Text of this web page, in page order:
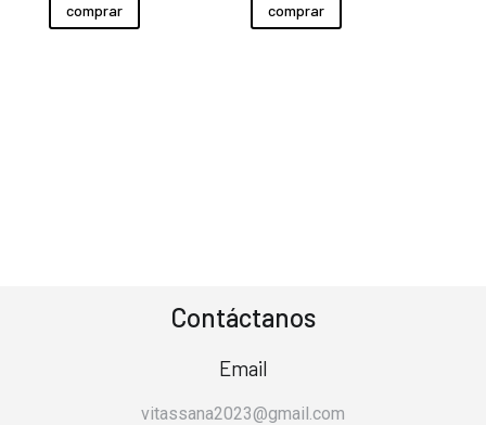
comprar comprar
Contáctanos
Email
vitassana2023@gmail.com